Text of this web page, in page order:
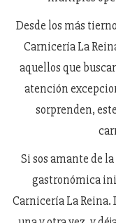
Desde los más
Carnicería La
aquellos que
atención
sorprenden,
Si sos amante de
gastronómica
Carnicería La